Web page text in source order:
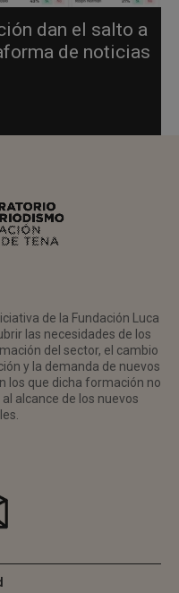
dan el salto a
de noticias
de la Fundación Luca
las necesidades de los
del sector, el cambio
y la demanda de nuevos
los que dicha formación no
alcance de los nuevos